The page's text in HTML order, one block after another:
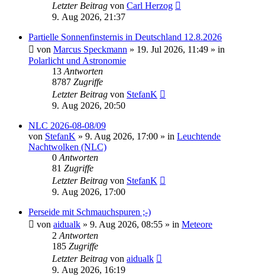
Letzter Beitrag von Carl Herzog
9. Aug 2026, 21:37
Partielle Sonnenfinsternis in Deutschland 12.8.2026
von Marcus Speckmann » 19. Jul 2026, 11:49 » in
Polarlicht und Astronomie
13 Antworten
8787 Zugriffe
Letzter Beitrag von StefanK
9. Aug 2026, 20:50
NLC 2026-08-08/09
von StefanK » 9. Aug 2026, 17:00 » in Leuchtende
Nachtwolken (NLC)
0 Antworten
81 Zugriffe
Letzter Beitrag von StefanK
9. Aug 2026, 17:00
Perseide mit Schmauchspuren ;-)
von aidualk » 9. Aug 2026, 08:55 » in Meteore
2 Antworten
185 Zugriffe
Letzter Beitrag von aidualk
9. Aug 2026, 16:19